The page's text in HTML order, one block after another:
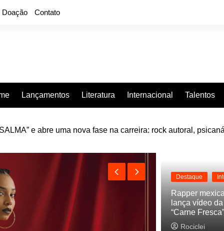
Doação Contato
Lançamentos Literatura Internacional Talentos
e abre uma nova fase na carreira: rock autoral,
“Projeção”, de 2010, nas plataformas digitais
Destaque
Rapper
lança vídeo
“Carne Fresca”
Rociclei